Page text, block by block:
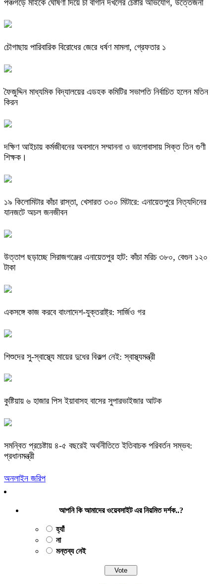
পঞ্চগড়ে মাইকে ঘোষণা দিয়ে চা বাগান দখলের চেষ্টার অভিযোগ, উত্তেজনা
চৌগাছায় পারিবারিক বিরোধের জেরে ধর্ষণ মামলা, গ্রেফতার ১
ফৈজুদ্দিন মাধ্যমিক বিদ্যালয়ের এডহক কমিটির সভাপতি নির্বাচিত হলেন মতিন
কিরন
দক্ষিণ আইচায় কর্মজীবনের অবসানে সম্মাননা ও ভালোবাসায় সিক্ত তিন গুণী
শিক্ষক।
​১৯ কিলোমিটার কাঁচা রাস্তা, খেসারত ৩০০ মিটারে: এনায়েতপুরে নিত্যদিনের
যানজটে অচল জনজীবন
উত্তাপ ছড়াচ্ছে সিরাজগঞ্জের এনায়েতপুর হাট: কাঁচা মরিচ ৩৮০, বেগুন ১২০
টাকা
একসঙ্গে কাজ করবে বাংলাদেশ-যুক্তরাষ্ট্র: সার্জিও গর
শিশুদের সু-স্বাস্থ্যে মায়ের দুধের বিকল্প নেই: স্বাস্থ্যমন্ত্রী
কুষ্টিয়ায় ৬ হাজার পিস ইয়াবাসহ বাসের সুপারভাইজার আটক
সমন্বিত প্রচেষ্টায় ৪-৫ বছরেই অর্থনীতিতে ইতিবাচক পরিবর্তন সম্ভব:
প্রধানমন্ত্রী
অনলাইন জরিপ
আপনি কি আমাদের ওয়েবসাইট এর নিয়মিত দর্শক..?
হ্যাঁ
না
মন্তব্য নেই